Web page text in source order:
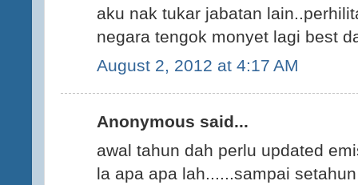
aku nak tukar jabatan
negara tengok monyet lagi best
August 2, 2012 at 4:17 AM
Anonymous said...
awal tahun dah perlu updated
la apa apa lah......sampai